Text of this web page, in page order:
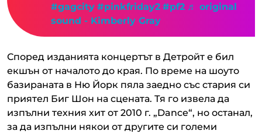
#gagcity #pinkfriday2 #pf2 ♬ original
sound - Kimberly Gray
Според изданията концертът в Детройт е бил
екшън от началото до края. По време на шоуто
базираната в Ню Йорк пяла заедно със стария си
приятел Биг Шон на сцената. Тя го извела да
изпълни техния хит от 2010 г. „Dance“, но останал,
за да изпълни някои от другите си големи